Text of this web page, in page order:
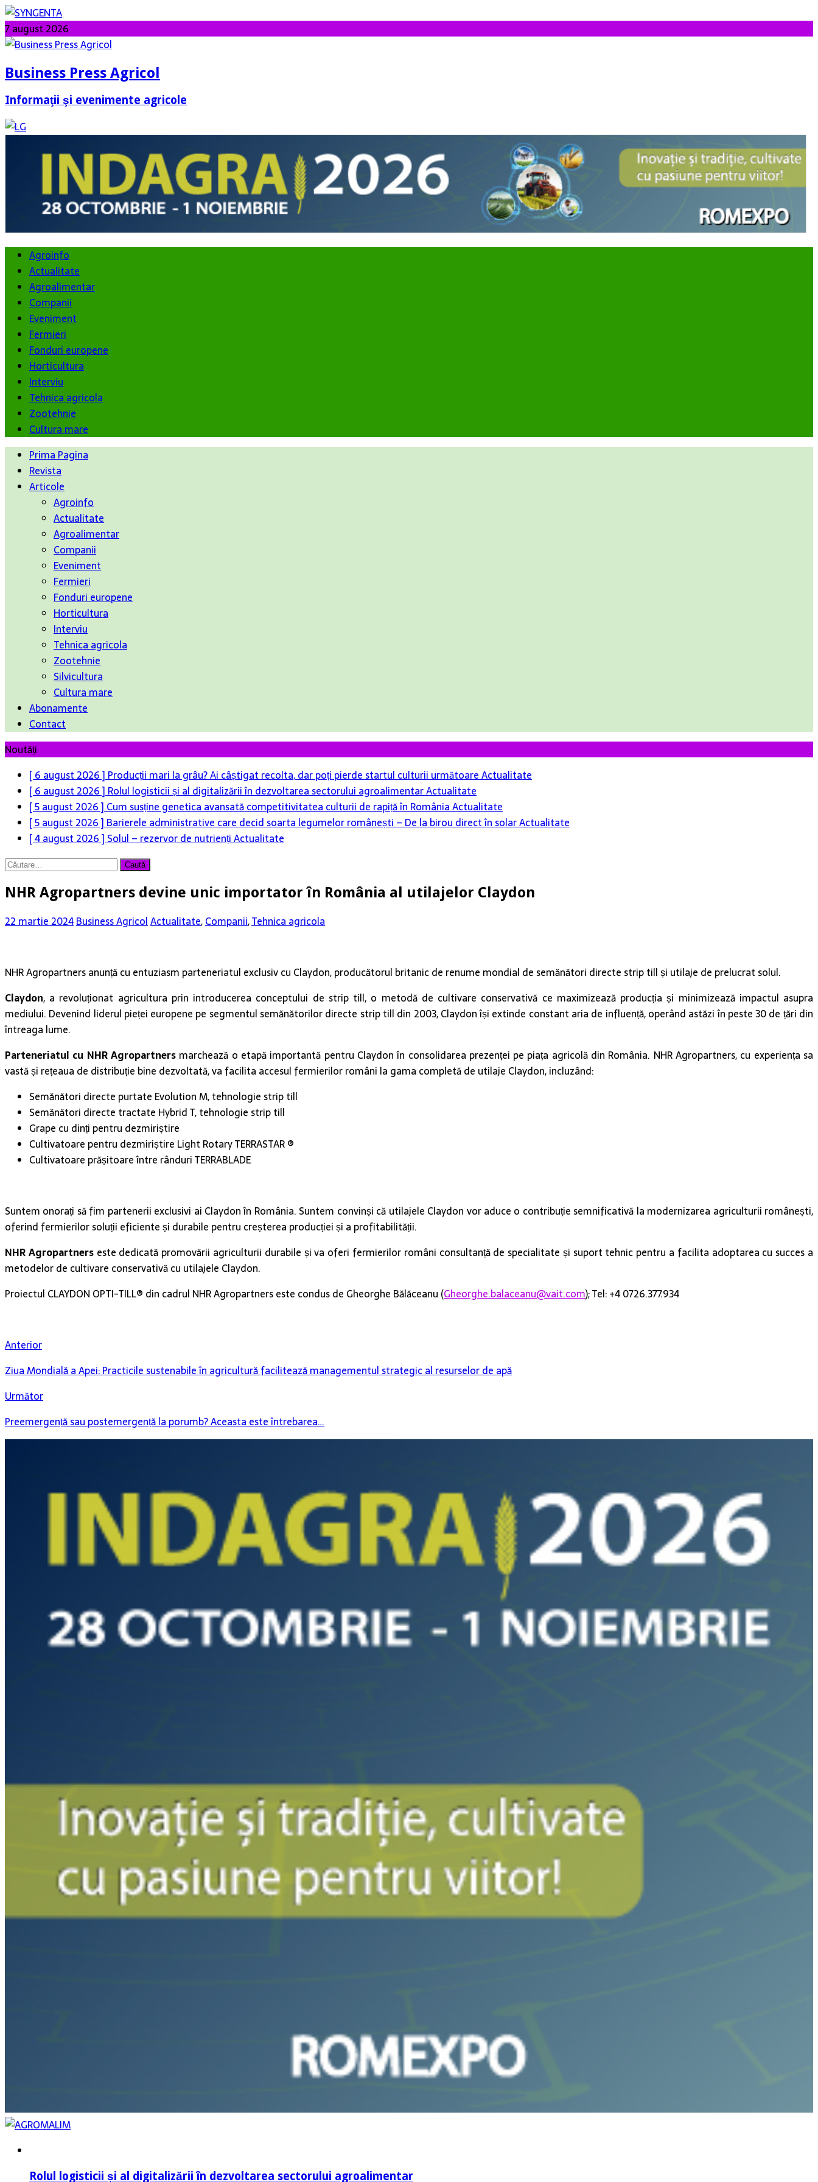
7 august 2026
Business Press Agricol
Informaţii şi evenimente agricole
Agroinfo
Actualitate
Agroalimentar
Companii
Eveniment
Fermieri
Fonduri europene
Horticultura
Interviu
Tehnica agricola
Zootehnie
Cultura mare
Prima Pagina
Revista
Articole
Agroinfo
Actualitate
Agroalimentar
Companii
Eveniment
Fermieri
Fonduri europene
Horticultura
Interviu
Tehnica agricola
Zootehnie
Silvicultura
Cultura mare
Abonamente
Contact
Noutăți
[ 6 august 2026 ] Producții mari la grâu? Ai câștigat recolta, dar poți pierde startul culturii următoareActualitate
[ 6 august 2026 ] Rolul logisticii și al digitalizării în dezvoltarea sectorului agroalimentarActualitate
[ 5 august 2026 ] Cum susține genetica avansată competitivitatea culturii de rapiță în RomâniaActualitate
[ 5 august 2026 ] Barierele administrative care decid soarta legumelor românești – De la birou direct în solarActualitate
[ 4 august 2026 ] Solul – rezervor de nutriențiActualitate
Caută
NHR Agropartners devine unic importator în România al utilajelor Claydon
22 martie 2024Business AgricolActualitate,Companii,Tehnica agricola
NHR Agropartners anunță cu entuziasm parteneriatul exclusiv cu Claydon, producătorul britanic de renume mondial de semănători directe strip till și utilaje de prelucrat solul.
Claydon, a revoluționat agricultura prin introducerea conceptului de strip till, o metodă de cultivare conservativă ce maximizează producția și minimizează impactul asupra
mediului. Devenind liderul pieței europene pe segmentul semănătorilor directe strip till din 2003, Claydon își extinde constant aria de influență, operând astăzi în peste 30 de țări din
întreaga lume.
Parteneriatul cu NHR Agropartnersmarchează o etapă importantă pentru Claydon în consolidarea prezenței pe piața agricolă din România. NHR Agropartners, cu experiența sa
vastă și rețeaua de distribuție bine dezvoltată, va facilita accesul fermierilor români la gama completă de utilaje Claydon, incluzând:
Semănători directe purtate Evolution M, tehnologie strip till
Semănători directe tractate Hybrid T, tehnologie strip till
Grape cu dinți pentru dezmiriștire
Cultivatoare pentru dezmiriștire Light Rotary TERRASTAR ®
Cultivatoare prășitoare între rânduri TERRABLADE
Suntem onorați să fim partenerii exclusivi ai Claydon în România. Suntem convinși că utilajele Claydon vor aduce o contribuție semnificativă la modernizarea agriculturii românești,
oferind fermierilor soluții eficiente și durabile pentru creșterea producției și a profitabilității.
NHR Agropartnerseste dedicată promovării agriculturii durabile și va oferi fermierilor români consultanță de specialitate și suport tehnic pentru a facilita adoptarea cu succes a
metodelor de cultivare conservativă cu utilajele Claydon.
Proiectul CLAYDON OPTI-TILL® din cadrul NHR Agropartners este condus de Gheorghe Bălăceanu (Gheorghe.balaceanu@vait.com); Tel: +4 0726.377.934
Anterior
Ziua Mondială a Apei: Practicile sustenabile în agricultură facilitează managementul strategic al resurselor de apă
Următor
Preemergență sau postemergență la porumb? Aceasta este întrebarea…
Rolul logisticii și al digitalizării în dezvoltarea sectorului agroalimentar